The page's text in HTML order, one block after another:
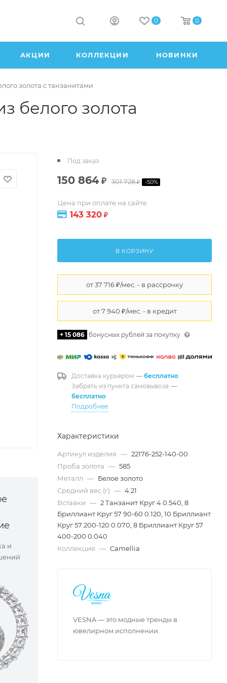
0 0
АКЦИИ КОЛЛЕКЦИИ НОВИНКИ
золота с танзанитами
белого золота
и
Под заказ
150 864₽ 301 728₽ -50%
Цена при оплате на сайте
143 320 ₽
В КОРЗИНУ
+ 15 086 бонусных рублей за покупку
Доставка курьером — бесплатно
Забрать из пункта самовывоза —
бесплатно
Подробнее
Характеристики
Артикул изделия — 22176-252-140-00
Проба золота — 585
Металл — Белое золото
Средний вес (г) — 4.21
Вставки — 2 Танзанит Круг 4 0.540, 8
Бриллиант Круг 57 90-60 0.120, 10 Бриллиант
Круг 57 200-120 0.070, 8 Бриллиант Круг 57
400-200 0.040
Коллекция — Camellia
VESNA — это модные тренды в
ювелирном исполнении.